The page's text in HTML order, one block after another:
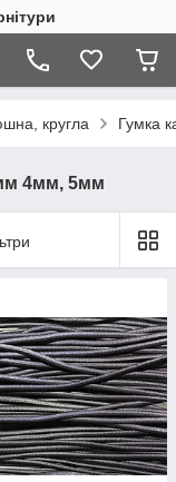
кругла Гумка
4мм, 5мм